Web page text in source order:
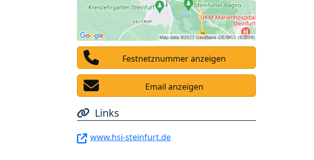
Festnetznummer anzeigen
Email anzeigen
Links
www.hsi-steinfurt.de